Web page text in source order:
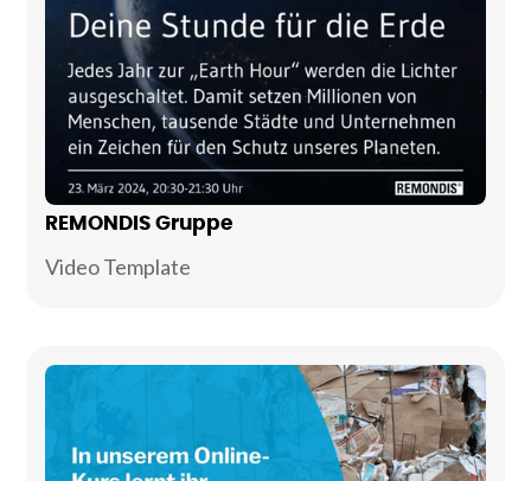
REMONDIS Gruppe
Video Template